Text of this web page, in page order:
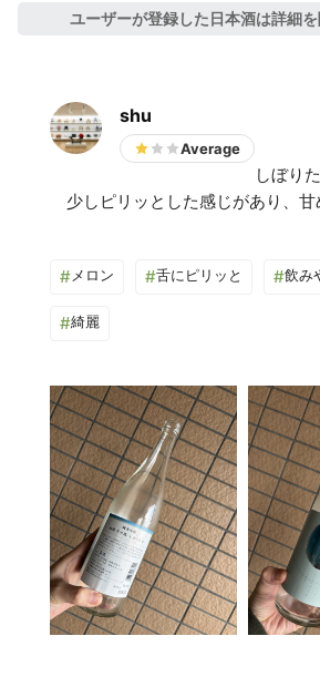
ユーザーが登録した日本酒は詳細
shu
Average
しぼり
#メロン #舌にピリッと #飲み
#綺麗